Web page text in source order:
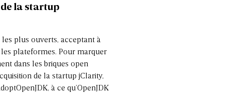
la startup
les plus ouverts, acceptant à
plateformes. Pour marquer
dans les briques open
de la startup jClarity,
à ce qu’OpenJDK